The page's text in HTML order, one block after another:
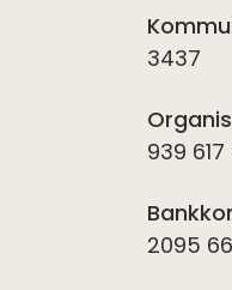
3437
939 617
2095